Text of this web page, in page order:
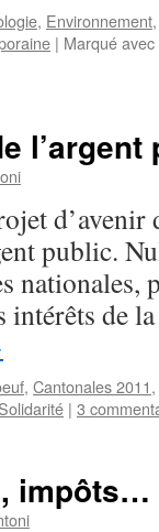
, Environnement
| Marqué avec
l’argent
public.
nationales,
intérêts de
, Cantonales 2011,
Solidarité | 3
impôts…